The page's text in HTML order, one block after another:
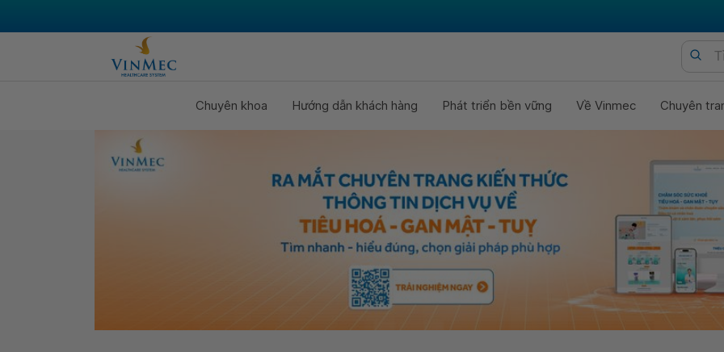
Chuyên khoa Hướng dẫn khách hàng Phát triển bền vững Về Vinmec Chuyên